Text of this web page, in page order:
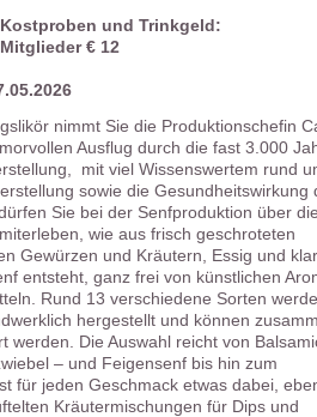
und Trinkgeld:
€ 12
nimmt Sie die Produktionschefin
Ausflug durch die fast 3.000
mit viel Wissenswertem rund
sowie die Gesundheitswirkung
Sie bei der Senfproduktion über
wie aus frisch geschroteten
Gewürzen und Kräutern, Essig und
entsteht, ganz frei von künstlichen
Rund 13 verschiedene Sorten
hergestellt und können
werden. Die Auswahl reicht von
– und Feigensenf bis hin zum
für jeden Geschmack etwas dabei,
Kräutermischungen für Dips und